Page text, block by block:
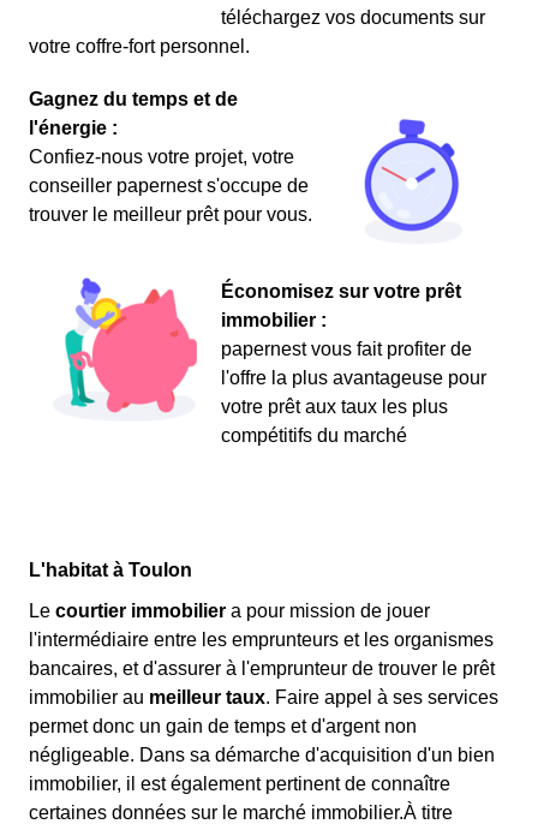
téléchargez vos documents sur
votre coffre-fort personnel.
Gagnez du temps et de
l'énergie :
Confiez-nous votre projet, votre
conseiller papernest s'occupe de
trouver le meilleur prêt pour vous.
Économisez sur votre prêt
immobilier :
papernest vous fait profiter de
l'offre la plus avantageuse pour
votre prêt aux taux les plus
compétitifs du marché
L'habitat à Toulon
Le courtier immobilier a pour mission de jouer
l'intermédiaire entre les emprunteurs et les organismes
bancaires, et d'assurer à l'emprunteur de trouver le prêt
immobilier au meilleur taux. Faire appel à ses services
permet donc un gain de temps et d'argent non
négligeable. Dans sa démarche d'acquisition d'un bien
immobilier, il est également pertinent de connaître
certaines données sur le marché immobilier.À titre